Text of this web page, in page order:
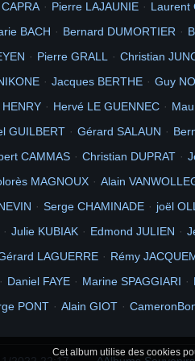
5 intérieur 3 nacre 2 Picasa
115eme 1965 2 1966 2005
le 1er sa caron et abroudjameur
Pierre LAJAUNIE Laurent
BACH Bernard DUMORTIER
Pierre GRALL Christian
Jacques BERTHE Guy
Hervé LE GUENNEC
GUILBERT Gérard SALAUN
CAMMAS Christian DUPRAT
MAGNOUX Alain
Serge CHAMINADE joël
Julie KUBIAK Edmond JULIEN
LAGUERRE Rémy
Daniel FAYE Marine SPAGGIARI
PONT Alain GIOT
Cet album utilise des cookies